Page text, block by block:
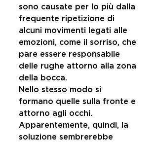
sono causate per lo più dalla
frequente ripetizione di
alcuni movimenti legati alle
emozioni, come il sorriso, che
pare essere responsabile
delle rughe attorno alla zona
della bocca.
Nello stesso modo si
formano quelle sulla fronte e
attorno agli occhi.
Apparentemente, quindi, la
soluzione sembrerebbe